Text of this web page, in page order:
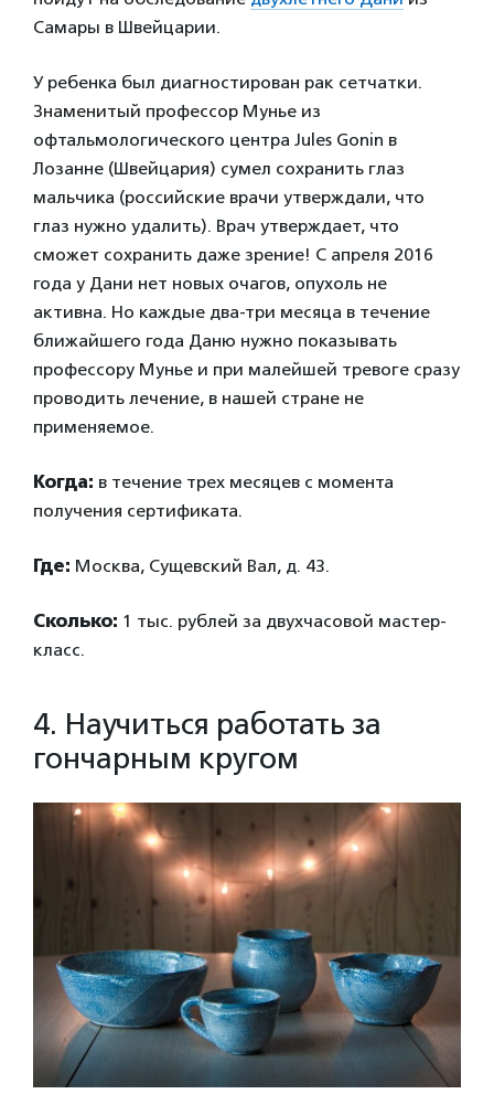
Самары в Швейцарии.
У ребенка был диагностирован рак сетчатки.
Знаменитый профессор Мунье из
офтальмологического центра Jules Gonin в
Лозанне (Швейцария) сумел сохранить глаз
мальчика (российские врачи утверждали, что
глаз нужно удалить). Врач утверждает, что
сможет сохранить даже зрение! С апреля 2016
года у Дани нет новых очагов, опухоль не
активна. Но каждые два-три месяца в течение
ближайшего года Даню нужно показывать
профессору Мунье и при малейшей тревоге сразу
проводить лечение, в нашей стране не
применяемое.
Когда: в течение трех месяцев с момента
получения сертификата.
Где: Москва, Сущевский Вал, д. 43.
Сколько: 1 тыс. рублей за двухчасовой мастер-
класс.
4. Научиться работать за
гончарным кругом